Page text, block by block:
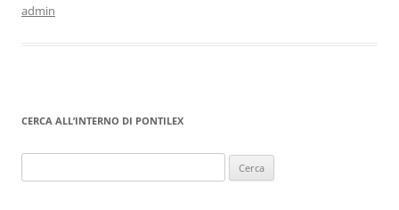
admin
CERCA ALL’INTERNO DI PONTILEX
per: